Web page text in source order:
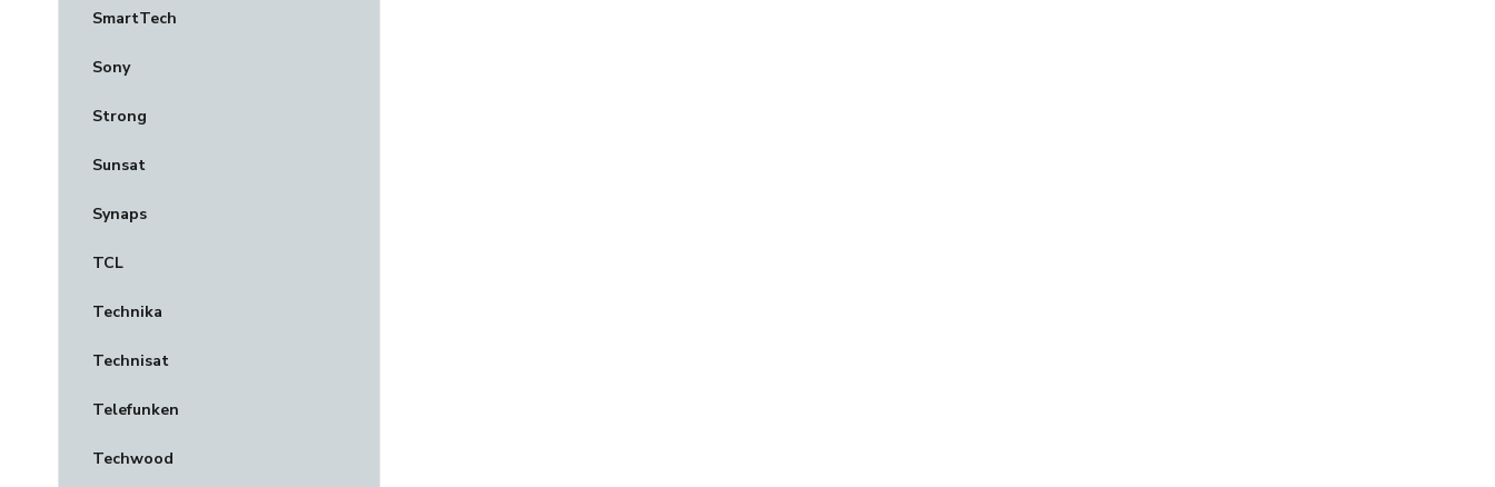
SmartTech
Sony
Strong
Sunsat
Synaps
TCL
Technika
Technisat
Telefunken
Techwood